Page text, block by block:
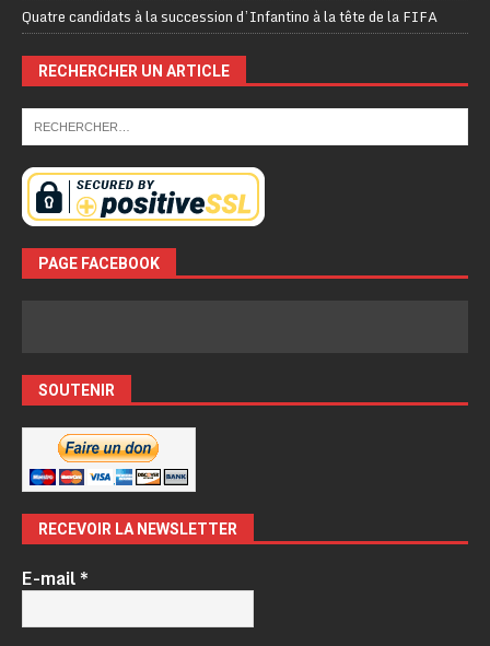
Quatre candidats à la succession d’Infantino à la tête de la FIFA
RECHERCHER UN ARTICLE
PAGE FACEBOOK
SOUTENIR
RECEVOIR LA NEWSLETTER
E-mail*